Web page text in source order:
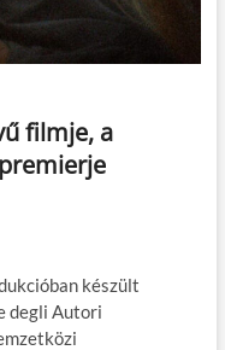
filmje, a
készült
degli Autori